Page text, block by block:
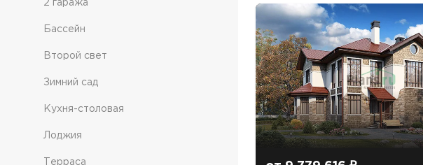
Бассейн
Второй свет
Зимний сад
Кухня-столовая
Лоджия
Терраса